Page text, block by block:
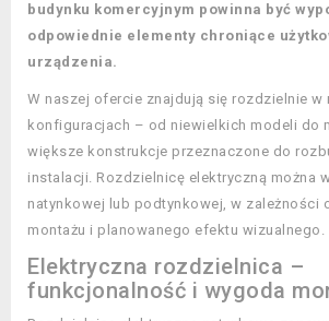
budynku komercyjnym powinna być
odpowiednie elementy chroniące
urządzenia.
W naszej ofercie znajdują się rozdzielnie w
konfiguracjach – od niewielkich modeli do
większe konstrukcje przeznaczone do
instalacji. Rozdzielnicę elektryczną można
natynkowej lub podtynkowej, w zależności
montażu i planowanego efektu wizualnego.
Elektryczna rozdzielnica –
funkcjonalność i wygoda